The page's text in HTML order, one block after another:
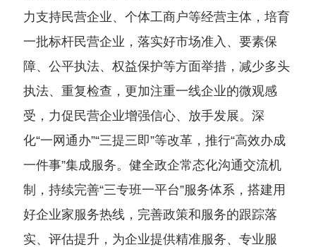
力支持民营企业、个体工商户等经营主体，培育
一批标杆民营企业，落实好市场准入、要素保
障、公平执法、权益保护等方面举措，减少多头
执法、重复检查，更加注重一线企业的微观感
受，力促民营企业增强信心、放手发展。深
化“一网通办”“三提三即”等改革，推行“高效办成
一件事”集成服务。健全政企常态化沟通交流机
制，持续完善“三专班一平台”服务体系，搭建用
好企业家服务热线，完善政策和服务的跟踪落
实、评估提升，为企业提供精准服务、专业服